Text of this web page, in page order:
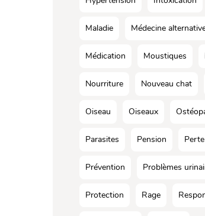
Maladie Médecine
Médication Moustiques
Nourriture Nouveau chat
Oiseau Oiseaux
Parasites Pension
Prévention Problèmes
Protection Rage